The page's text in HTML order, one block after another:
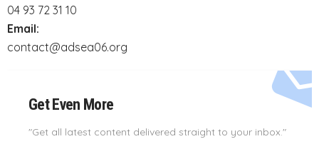
04 93 72 31 10
Email:
contact@adsea06.org
Get Even More
"Get all latest content delivered straight to your inbox."